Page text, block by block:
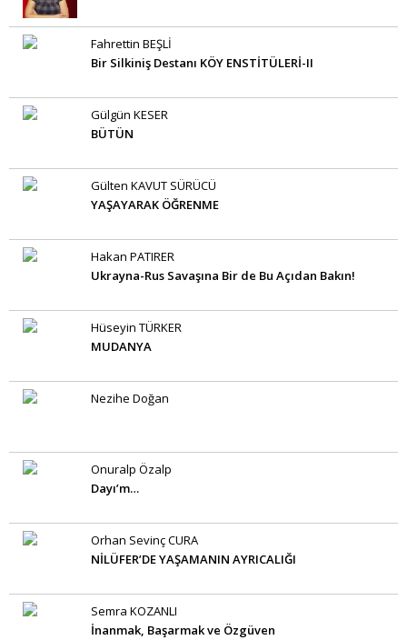
Fahrettin BEŞLİ
Bir Silkiniş Destanı KÖY ENSTİTÜLERİ-II
Gülgün KESER
BÜTÜN
Gülten KAVUT SÜRÜCÜ
YAŞAYARAK ÖĞRENME
Hakan PATIRER
Ukrayna-Rus Savaşına Bir de Bu Açıdan Bakın!
Hüseyin TÜRKER
MUDANYA
Nezihe Doğan
Onuralp Özalp
Dayı’m…
Orhan Sevinç CURA
NİLÜFER’DE YAŞAMANIN AYRICALIĞI
Semra KOZANLI
İnanmak, Başarmak ve Özgüven